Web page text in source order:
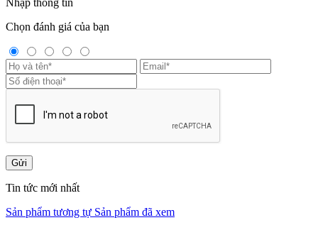
Nhập thông tin
Chọn đánh giá của bạn
Gửi
Tin tức mới nhất
Sản phẩm tương tự Sản phẩm đã xem